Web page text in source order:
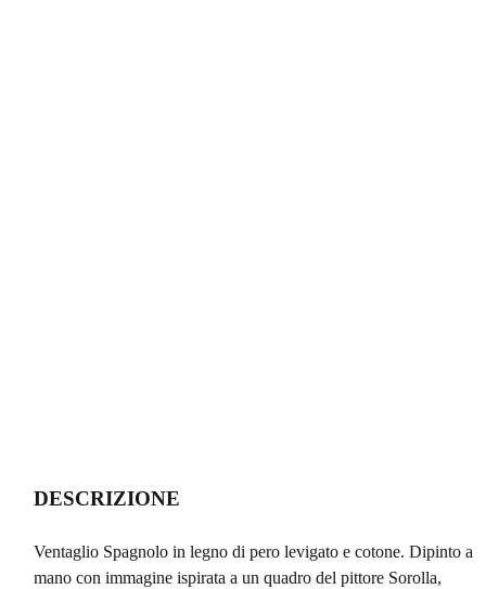
DESCRIZIONE
Ventaglio Spagnolo in legno di pero levigato e cotone. Dipinto a
mano con immagine ispirata a un quadro del pittore Sorolla,